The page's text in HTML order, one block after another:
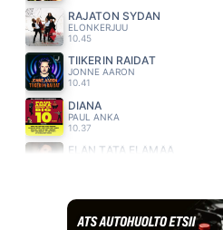
RAJATON SYDAN
ELONKERJUU
10.45
TIIKERIN RAIDAT
JONNE AARON
10.41
DIANA
PAUL ANKA
10.37
ELÄN TÄTÄ ELÄMÄÄ
JENNI VARTIAINEN
10.29